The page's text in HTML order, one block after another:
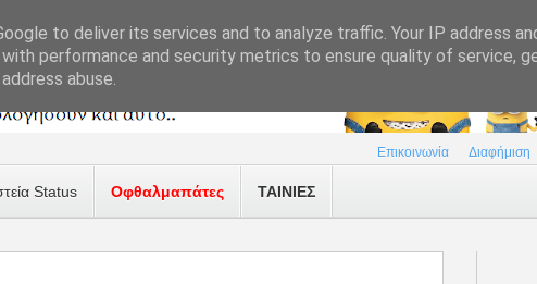
Επικοινωνία Διαφήμιση
Status Οφθαλμαπάτες ΤΑΙΝΙΕΣ
to deliver its services and to analyze traffic. Your IP address
performance and security metrics to ensure quality of service,
abuse.